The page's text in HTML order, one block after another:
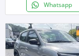
Whatsapp